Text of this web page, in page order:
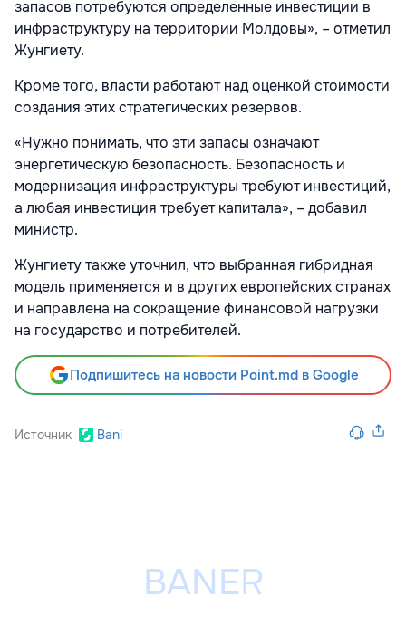
запасов потребуются определенные инвестиции в
инфраструктуру на территории Молдовы», – отметил
Жунгиету.
Кроме того, власти работают над оценкой стоимости
создания этих стратегических резервов.
«Нужно понимать, что эти запасы означают
энергетическую безопасность. Безопасность и
модернизация инфраструктуры требуют инвестиций,
а любая инвестиция требует капитала», – добавил
министр.
Жунгиету также уточнил, что выбранная гибридная
модель применяется и в других европейских странах
и направлена на сокращение финансовой нагрузки
на государство и потребителей.
Подпишитесь на новости Point.md в Google
Источник Bani